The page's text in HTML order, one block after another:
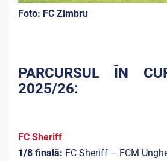
Foto: FC Zimbru
PARCURSUL ÎN
2025/26:
FC Sheriff
1/8 finală: FC Sheriff – FCM